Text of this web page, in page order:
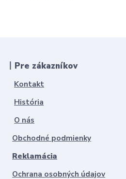
丨Pre zákazníkov
Kontakt
História
O nás
Obchodné podmienky
Reklamácia
Ochrana osobných údajov